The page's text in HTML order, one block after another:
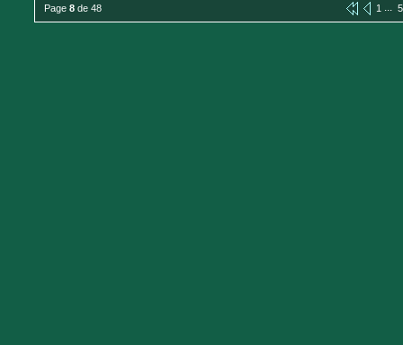
Page 8 de 48 1 ... 5